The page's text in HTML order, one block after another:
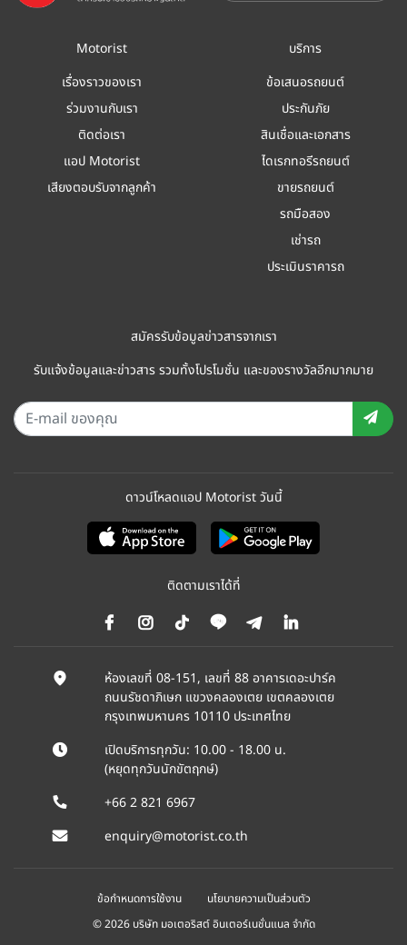
Motorist
เรื่องราวของเรา
ร่วมงานกับเรา
ติดต่อเรา
แอป Motorist
เสียงตอบรับจากลูกค้า
บริการ
ข้อเสนอรถยนต์
ประกันภัย
สินเชื่อและเอกสาร
ไดเรกทอรีรถยนต์
ขายรถยนต์
รถมือสอง
เช่ารถ
ประเมินราคารถ
สมัครรับข้อมูลข่าวสารจากเรา
รับแจ้งข้อมูลและข่าวสาร รวมทั้งโปรโมชั่น และของรางวัลอีกมากมาย
ดาวน์โหลดแอป Motorist วันนี้
ติดตามเราได้ที่
ห้องเลขที่ 08-151, เลขที่ 88 อาคารเดอะปาร์ค
ถนนรัชดาภิเษก แขวงคลองเตย เขตคลองเตย
กรุงเทพมหานคร 10110 ประเทศไทย
เปิดบริการทุกวัน: 10.00 - 18.00 น.
(หยุดทุกวันนักขัตฤกษ์)
+66 2 821 6967
enquiry@motorist.co.th
ข้อกำหนดการใช้งาน
นโยบายความเป็นส่วนตัว
© 2026 บริษัท มอเตอริสต์ อินเตอร์เนชั่นแนล จำกัด